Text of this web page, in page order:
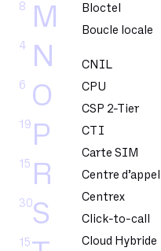
M
8
N
4
O
6
P
19
R
15
S
30
15
Bloctel
Boucle locale
CNIL
CPU
CSP 2-Tier
CTI
Carte SIM
Centre d’appel
Centrex
Click-to-call
Cloud Hybride